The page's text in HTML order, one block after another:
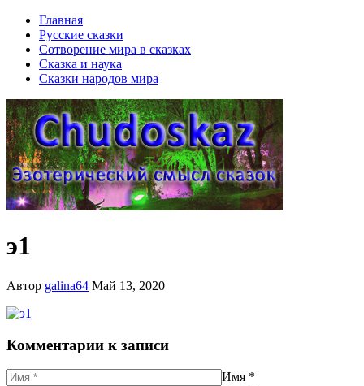
Главная
Русские сказки
Сотворение мира в сказках
Сказка и наука
Сказки народов мира
э1
Автор galina64 Май 13, 2020
Комментарии к записи
Имя *